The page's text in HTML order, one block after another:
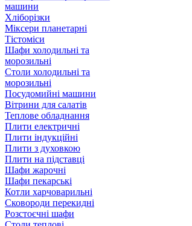
машини
Хліборізки
Міксери планетарні
Тістоміси
Шафи холодильні та
морозильні
Столи холодильні та
морозильні
Посудомийні машини
Вітрини для салатів
Теплове обладнання
Плити електричні
Плити індукційні
Плити з духовкою
Плити на підставці
Шафи жарочні
Шафи пекарські
Котли харчоварильні
Сковороди перекидні
Розстоєчні шафи